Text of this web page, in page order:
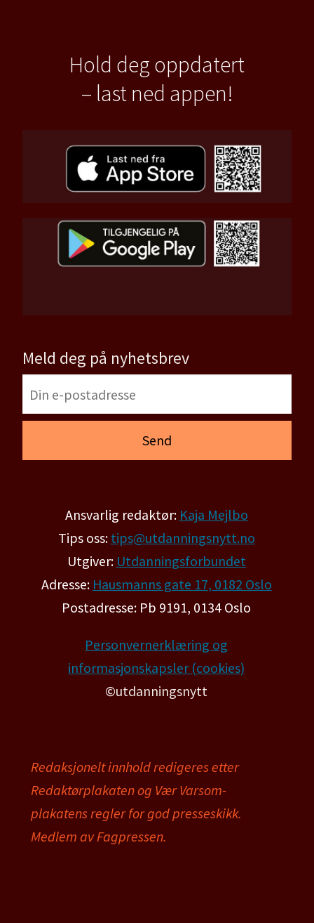
Hold deg oppdatert
– last ned appen!
Meld deg på nyhetsbrev
Ansvarlig redaktør: Kaja Mejlbo
Tips oss: tips@utdanningsnytt.no
Utgiver: Utdanningsforbundet
Adresse: Hausmanns gate 17, 0182 Oslo
Postadresse: Pb 9191, 0134 Oslo
Personvernerklæring og
informasjonskapsler (cookies)
©utdanningsnytt
Redaksjonelt innhold redigeres etter
Redaktørplakaten og Vær Varsom-
plakatens regler for god presseskikk.
Medlem av Fagpressen.